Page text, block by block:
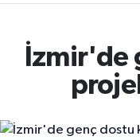
İzmir'de
MEDYA
Zonguldak
Zonguldak